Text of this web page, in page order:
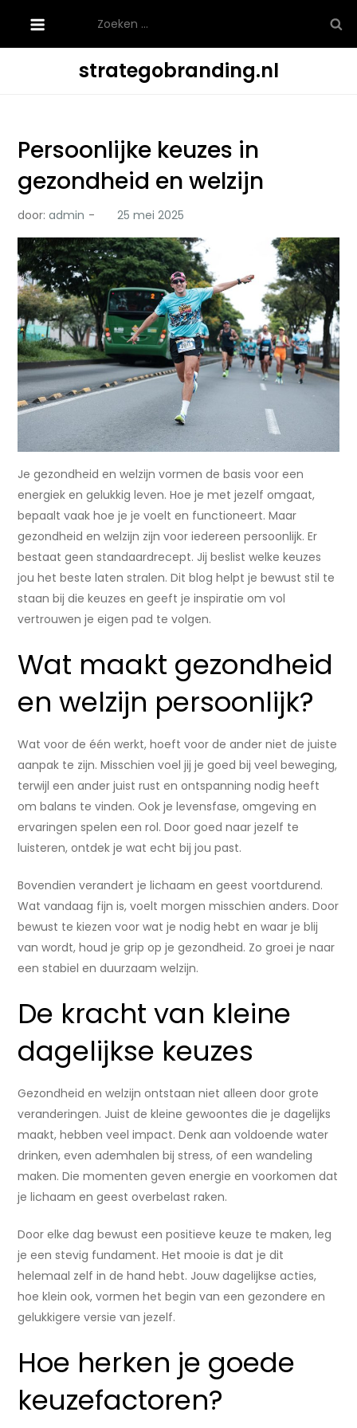
de
naar:
strategobranding.nl
Persoonlijke keuzes in
gezondheid en welzijn
door:admin
Je gezondheid en welzijn vormen de basis voor een
energiek en gelukkig leven. Hoe je met jezelf omgaat,
bepaalt vaak hoe je je voelt en functioneert. Maar
gezondheid en welzijn zijn voor iedereen persoonlijk. Er
bestaat geen standaardrecept. Jij beslist welke keuzes
jou het beste laten stralen. Dit blog helpt je bewust stil te
staan bij die keuzes en geeft je inspiratie om vol
vertrouwen je eigen pad te volgen.
Wat maakt gezondheid
en welzijn persoonlijk?
Wat voor de één werkt, hoeft voor de ander niet de juiste
aanpak te zijn. Misschien voel jij je goed bij veel beweging,
terwijl een ander juist rust en ontspanning nodig heeft
om balans te vinden. Ook je levensfase, omgeving en
ervaringen spelen een rol. Door goed naar jezelf te
luisteren, ontdek je wat echt bij jou past.
Bovendien verandert je lichaam en geest voortdurend.
Wat vandaag fijn is, voelt morgen misschien anders. Door
bewust te kiezen voor wat je nodig hebt en waar je blij
van wordt, houd je grip op je gezondheid. Zo groei je naar
een stabiel en duurzaam welzijn.
De kracht van kleine
dagelijkse keuzes
Gezondheid en welzijn ontstaan niet alleen door grote
veranderingen. Juist de kleine gewoontes die je dagelijks
maakt, hebben veel impact. Denk aan voldoende water
drinken, even ademhalen bij stress, of een wandeling
maken. Die momenten geven energie en voorkomen dat
je lichaam en geest overbelast raken.
Door elke dag bewust een positieve keuze te maken, leg
je een stevig fundament. Het mooie is dat je dit
helemaal zelf in de hand hebt. Jouw dagelijkse acties,
hoe klein ook, vormen het begin van een gezondere en
gelukkigere versie van jezelf.
Hoe herken je goede
keuzefactoren?